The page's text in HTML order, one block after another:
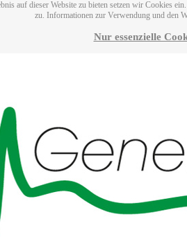
auf dieser Website zu bieten setzen wir Cookies
zu. Informationen zur Verwendung und den
Nur essenzielle